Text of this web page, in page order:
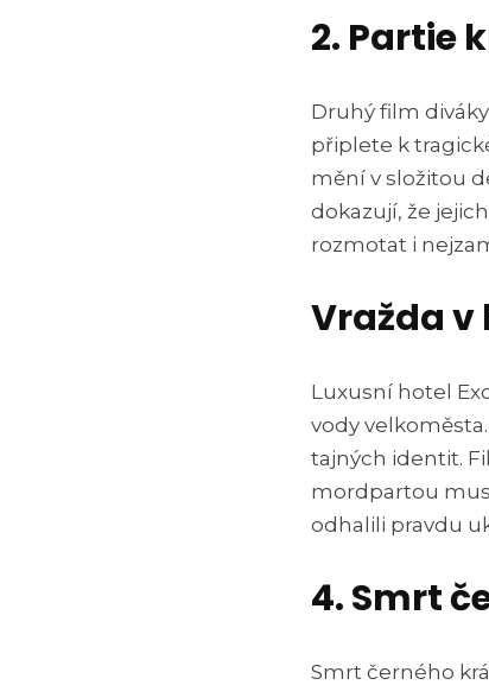
2. Partie
Druhý film
připlete k
mění v složitou
dokazují, že
rozmotat i
Vražda v
Luxusní hotel
vody
tajných identit.
mordpartou
odhalili pravdu
4. Smrt
Smrt černého